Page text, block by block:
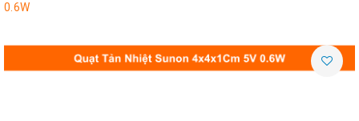
0.6W